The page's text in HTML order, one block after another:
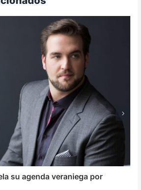
su agenda veraniega por